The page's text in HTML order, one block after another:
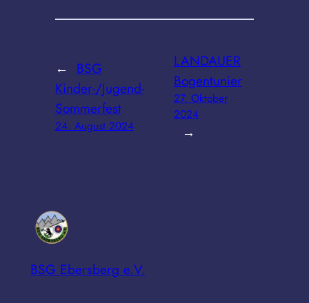
← BSG
Kinder-/Jugend-
Sommerfest
24. August 2024
LANDAUER
Bogentunier
27. Oktober
2024
→
BSG Ebersberg e.V.